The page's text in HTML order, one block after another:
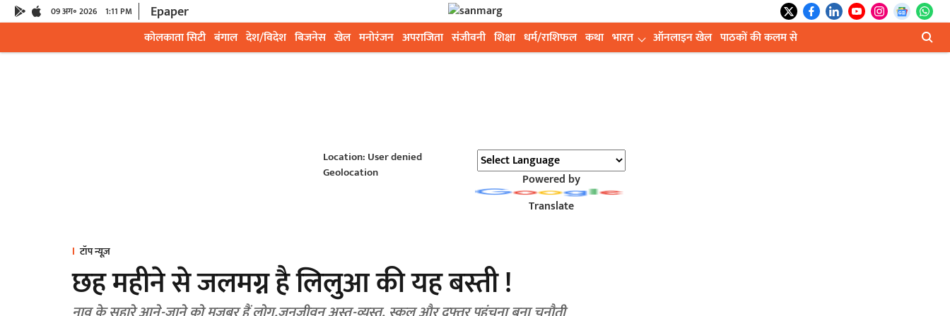
09 अग॰ 2026 1:11 PM Epaper
कोलकाता सिटी बंगाल देश/विदेश बिजनेस खेल मनोरंजन अपराजिता संजीवनी शिक्षा धर्म/राशिफल कथा भारत ऑनलाइन खेल पाठकों की कलम से
Location: User denied
Geolocation
Powered by
Translate
टॉप न्यूज़
छह महीने से जलमग्न है लिलुआ की यह बस्ती !